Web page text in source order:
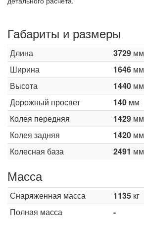
Габариты и размеры
Длина 3729 мм
Ширина
1646 мм
Высота
1440 мм
Дорожный просвет
140 мм
Колея передняя
1429 мм
Колея задняя
1420 мм
Колесная база
2491 мм
Масса
Снаряженная масса 1135 кг
Полная масса
-